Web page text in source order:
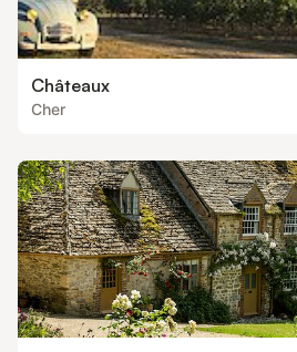
Châteaux
Cher